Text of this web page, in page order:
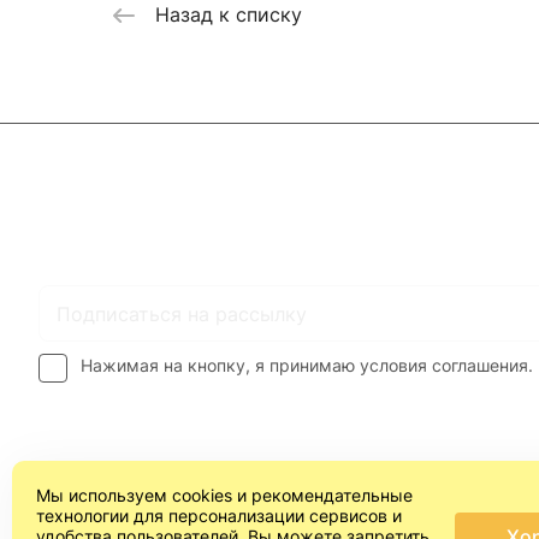
Назад к списку
Нажимая на кнопку, я принимаю условия соглашения.
Мы используем cookies и рекомендательные
технологии для персонализации сервисов и